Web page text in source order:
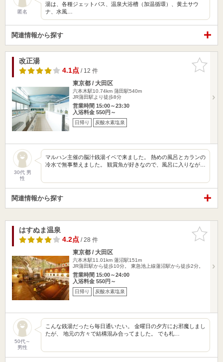
匿名
湯は、各種ジェットバス、温泉大浴槽（加温循環）、黄土サウ
ナ、水風…
関連情報から探す
お気に入
りに追加
改正湯
4.1点/ 12 件
東京都 / 大田区
六本木駅10.74km 蒲田駅540m
JR蒲田駅より徒歩8分
営業時間 15:00～23:30
入浴料金 550円～
日帰り 炭酸水素塩泉
30代 男
性
マルハン主催の脳汁銭湯イベで来ました。 熱めの風呂とカランの
冷水で無事整えました。 観賞魚が好きなので、風呂に入りなが…
関連情報から探す
お気に入
りに追加
はすぬま温泉
4.2点/ 28 件
東京都 / 大田区
六本木駅11.01km 蓮沼駅151m
JR蒲田駅から徒歩10分。 東急池上線蓮沼駅から徒歩2分。
営業時間 15:00～24:00
入浴料金 550円～
日帰り 炭酸水素塩泉
50代～
男性
こんな銭湯だったら毎日通いたい。 金曜日の夕方にお邪魔しまし
たが、 地元の方々で結構混み合ってました。 でも札…